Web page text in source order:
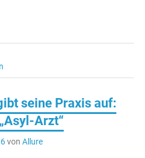
seine Praxis auf:
Arzt“
von Allure